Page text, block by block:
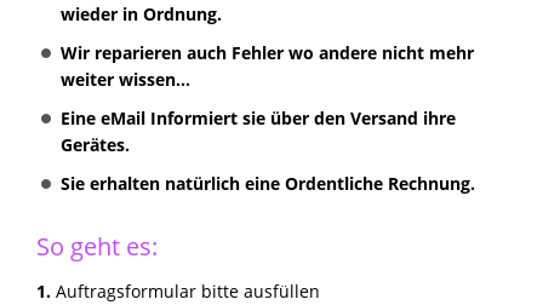
wieder in Ordnung.
Wir reparieren auch Fehler wo andere nicht mehr
weiter wissen...
Eine eMail Informiert sie über den Versand ihre
Gerätes.
Sie erhalten natürlich eine Ordentliche Rechnung.
So geht es:
1. Auftragsformular bitte ausfüllen